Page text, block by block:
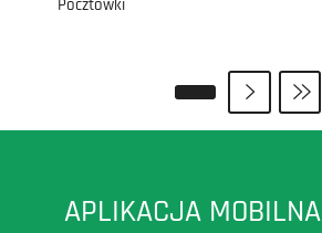
Pocztówki
APLIKACJA MOBILNA